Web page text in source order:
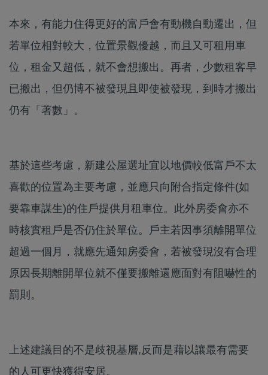
本來，有能力住得更好的富戶會有動機自動遷出，但
若單位相對較大，位置景觀優越，而且又可租用車
位，租金又超低，就不會想搬出。再者，少數租客早
已搬出，但仍博不被發現且即使被發現，到時才搬出
仍有「著數」。
基於這些考慮，新建公屋選址宜以地價較低富戶不太
喜歡的位置為主要考慮，並應只向附合指定條件(如
要靠車謀生)的住戶提供月租車位。此外房委會亦不
時核實租戶是否仍住於單位。戶主若因事須離開單位
超過一個月，就應先通知房委會，若被發現沒有合理
原因長期離開單位就不僅要搬離還應面對有阻嚇性的
罰則。
上述建議目的不是歧視基層,反而是藉以讓最有需要
的人可更快獲得安居。